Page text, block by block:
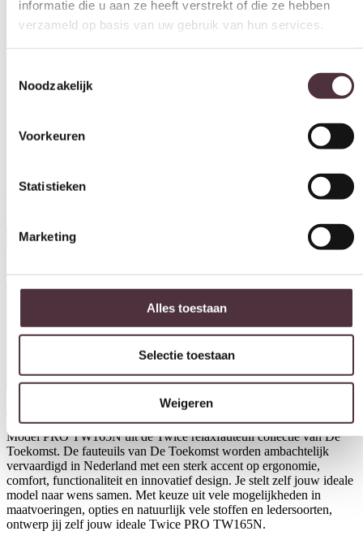
informatie die u aan ze heeft verstrekt of die ze hebben
verzameld op basis van uw gebruik van hun services.
Noodzakelijk
Voorkeuren
Statistieken
Marketing
Alles toestaan
Selectie toestaan
Weigeren
Productinformatie
Download hier de productspecificaties
Model PRO TW165N uit de Twice relaxfauteuil collectie van De
Toekomst. De fauteuils van De Toekomst worden ambachtelijk
vervaardigd in Nederland met een sterk accent op ergonomie,
comfort, functionaliteit en innovatief design. Je stelt zelf jouw ideale
model naar wens samen. Met keuze uit vele mogelijkheden in
maatvoeringen, opties en natuurlijk vele stoffen en ledersoorten,
ontwerp jij zelf jouw ideale Twice PRO TW165N.